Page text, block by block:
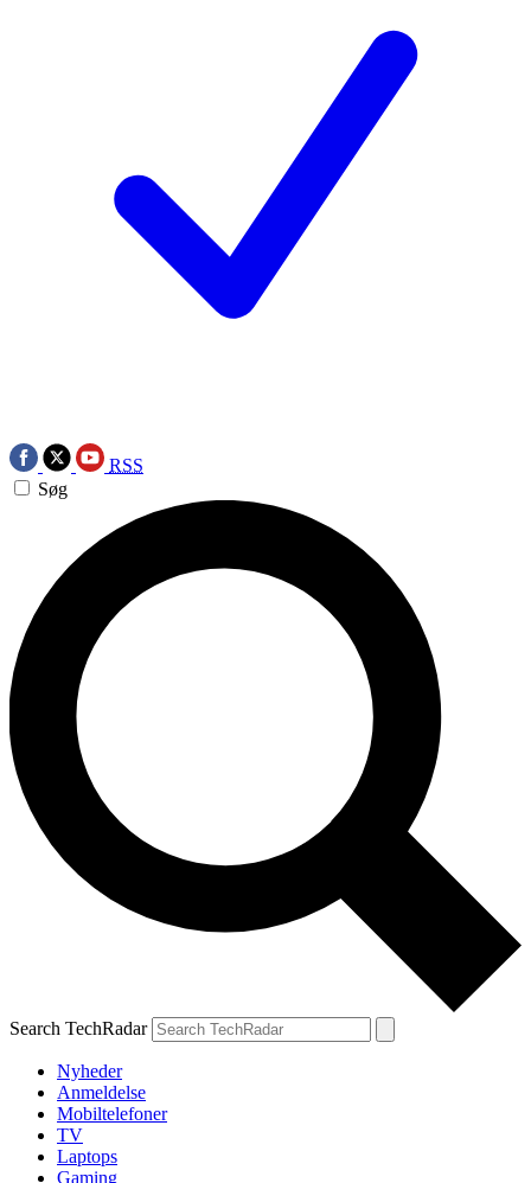
RSS
Søg
Search TechRadar
Nyheder
Anmeldelse
Mobiltelefoner
TV
Laptops
Gaming